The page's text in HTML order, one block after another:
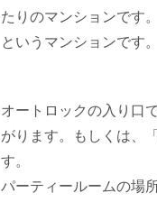
たりのマンションです
というマンションです
オートロックの入り口
がります。もしくは、
す。
パーティールームの場